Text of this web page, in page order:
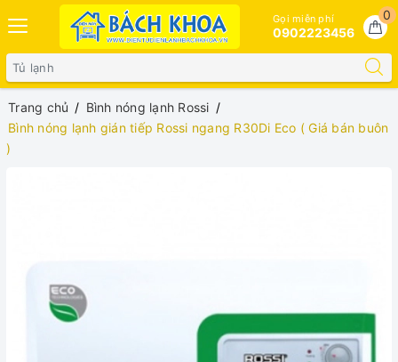
0
Gọi miễn phí
0902223456
Trang chủ
Bình nóng lạnh Rossi
Bình nóng lạnh gián tiếp Rossi ngang R30Di Eco ( Giá bán buôn
)